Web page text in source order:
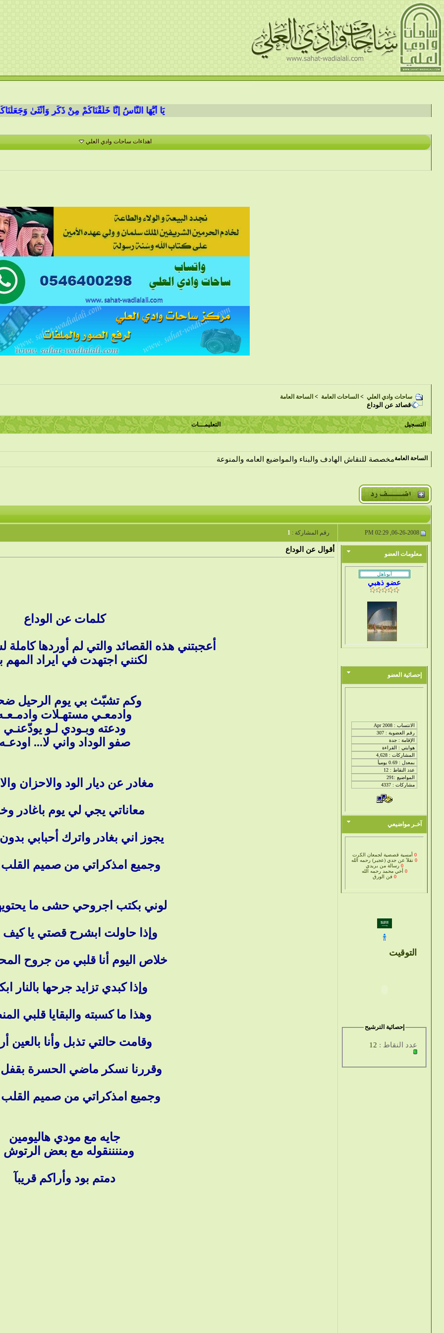
يَا أَيُّهَا النَّاسُ إِنَّا خَلَقْنَاكُمْ مِنْ ذَكَرٍ وَأُنْثَىٰ وَجَعَلْنَاكُمْ
اهداءات ساحات وادي العلي
ساحات وادي العلي > الساحات العامة > الساحة العامة
قصائد عن الوداع
التسجيل التعليمـــات
الساحة العامةمخصصة للنقاش الهادف والبناء والمواضيع العامه والمنوعة
رقم المشاركة : 1
معلومات العضو
عضو ذهبي
إحصائية العضو
آخـر مواضيعي
0 نقلآ عن جدي (عجير) رحمه الله
0 رسالة من بريدي
أخي محمد رحمه الله
0 فن الورق
التوقيت
إحصائية الترشيح
عدد النقاط : 12
أقوال عن الوداع
كلمات عن الوداع
أعجبتني هذه القصائد والتي لم أوردها
لكنني اجتهدت في ايراد المهم
وكم تشبّث بي يوم الرحيل
وادمعـي مستهـلات
ودعته وبـودي لـو يودّعنـي
صفو الوداد واني لا...
مغادر عن ديار الود والاحزان
معاناتي يجي لي يوم باغادر
يجوز اني بغادر واترك أحبابي
وجميع امذكراتي من صميم القلب
لوني بكتب اجروحي حشى ما
وإذا حاولت ابشرح قصتي يا كيف
خلاص اليوم أنا قلبي من جروح
وإذا كبدي تزايد جرحها بالنار
وهذا ما كسبته والبقايا قلبي
وقامت حالتي تذبل وأنا بالعين
وقررنا نسكر ماضي الحسرة بقفل
وجميع امذكراتي من صميم القلب
جايه مع مودي هاليومين
ومننننقوله مع بعض الرتوش
دمتم بود وأراكم قريبآ